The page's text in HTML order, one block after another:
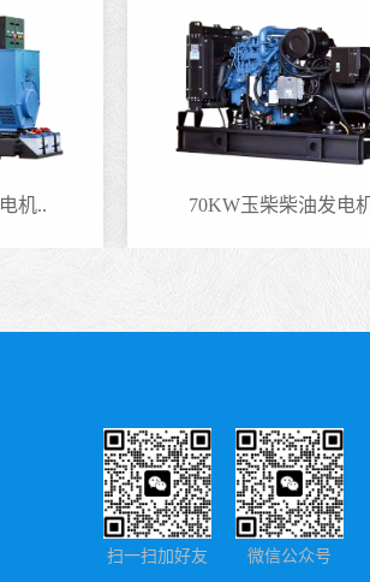
机.. 70KW玉柴柴油发电
扫一扫加好友 微信公众号